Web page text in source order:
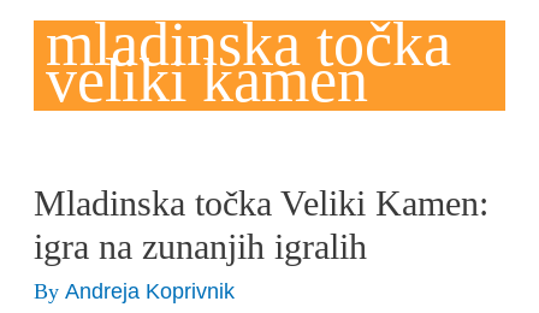
mladinska točka
veliki kamen
Mladinska točka Veliki Kamen:
igra na zunanjih igralih
ByAndreja Koprivnik
Mladinska
točka
Veliki
Kamen: